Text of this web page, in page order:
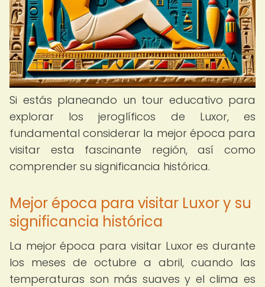
Si estás planeando un tour educativo para
explorar los jeroglíficos de Luxor, es
fundamental considerar la mejor época para
visitar esta fascinante región, así como
comprender su significancia histórica.
Mejor época para visitar Luxor y su
significancia histórica
La mejor época para visitar Luxor es durante
los meses de octubre a abril, cuando las
temperaturas son más suaves y el clima es